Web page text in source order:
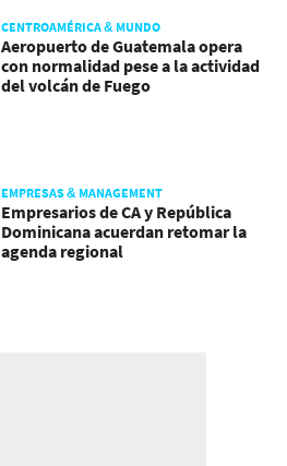
CENTROAMÉRICA & MUNDO
Aeropuerto de Guatemala opera
con normalidad pese a la actividad
del volcán de Fuego
EMPRESAS & MANAGEMENT
Empresarios de CA y República
Dominicana acuerdan retomar la
agenda regional